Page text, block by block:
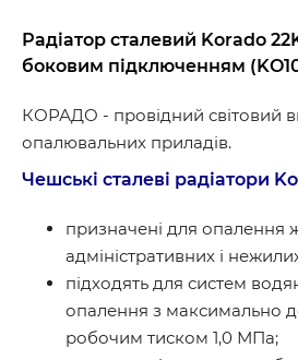
Радіатор сталевий Korado
боковим підключенням
КОРАДО - провідний світовий
опалювальних приладів.
Чешські сталеві радіатори
призначені для опалення
адміністративних і
підходять для систем
опалення з максимально
робочим тиском 1,0 МПа;